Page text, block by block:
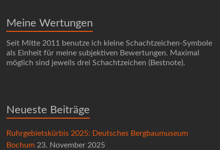
Meine Wertungen
Seit Mitte 2011 benutze ich kleine Schachtzeichen-Symbole
als Einheit für meine subjektiven Bewertungen. Maximal
möglich sind jeweils drei Schachtzeichen (Bestnote).
Neueste Beiträge
Ruhrgebietskürbis 2025: Deutsches Bergbaumuseum
Bochum 23. November 2025